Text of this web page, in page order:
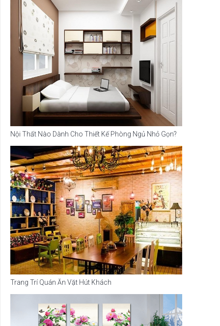
Nội Thất Nào Dành Cho Thiết Kế Phòng Ngủ Nhỏ Gọn?
Trang Trí Quán Ăn Vặt Hút Khách